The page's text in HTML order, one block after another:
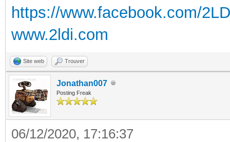
https://www.facebook.com/
www.2ldi.com
Site web Trouver
Jonathan007
Posting Freak
06/12/2020, 17:16:37